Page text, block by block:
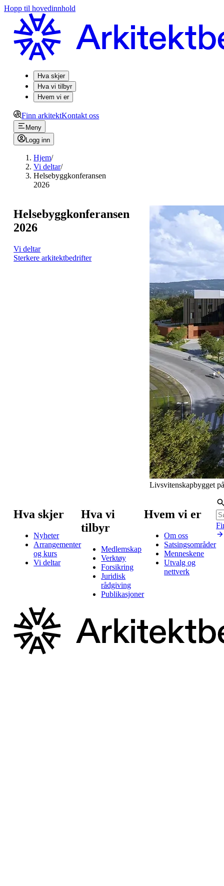
Hopp til hovedinnhold
Hva skjer
Hva vi tilbyr
Hvem vi er
Finn arkitektKontakt oss
Meny
Logg inn
Hjem/
Vi deltar/
Helsebyggkonferansen
2026
Helsebyggkonferansen
2026
Vi deltar
Sterkere arkitektbedrifter
Livsvitenskapbygget
Hva skjer
Nyheter
Arrangementer
og kurs
Vi deltar
Hva vi
tilbyr
Medlemskap
Verktøy
Forsikring
Juridisk
rådgiving
Publikasjoner
Hvem vi er
Om oss
Satsingsområder
Menneskene
Utvalg og
nettverk